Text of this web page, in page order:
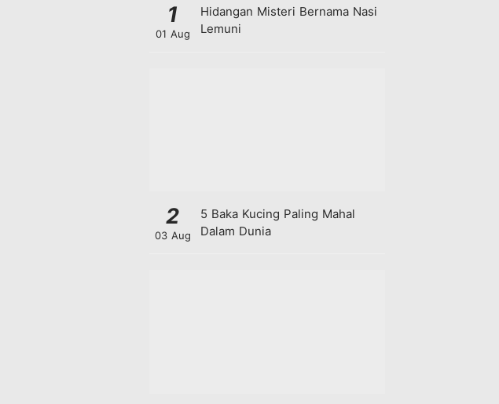
1
01 Aug
Hidangan Misteri Bernama Nasi
Lemuni
2
03 Aug
5 Baka Kucing Paling Mahal
Dalam Dunia